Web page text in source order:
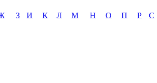
З И К Л М Н О П Р С